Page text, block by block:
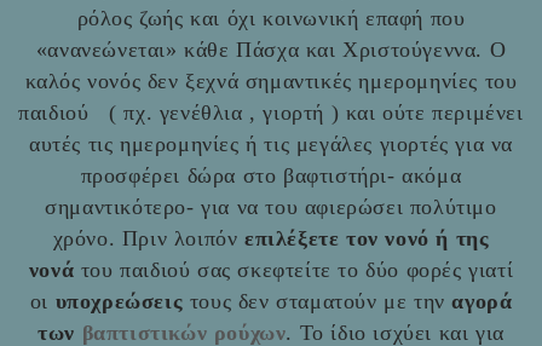
ρόλος ζωής και όχι κοινωνική επαφή που
«ανανεώνεται» κάθε Πάσχα και Χριστούγεννα. Ο
καλός νονός δεν ξεχνά σημαντικές ημερομηνίες του
παιδιού ( πχ. γενέθλια , γιορτή ) και ούτε περιμένει
αυτές τις ημερομηνίες ή τις μεγάλες γιορτές για να
προσφέρει δώρα στο βαφτιστήρι- ακόμα
σημαντικότερο- για να του αφιερώσει πολύτιμο
χρόνο. Πριν λοιπόν επιλέξετε τον νονό ή της
νονά του παιδιού σας σκεφτείτε το δύο φορές γιατί
οι υποχρεώσεις τους δεν σταματούν με τηναγορά
των βαπτιστικών ρούχων. Το ίδιο ισχύει και για